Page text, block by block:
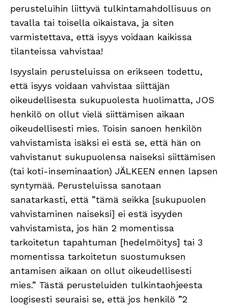
perusteluihin liittyvä tulkintamahdollisuus on
tavalla tai toisella oikaistava, ja siten
varmistettava, että isyys voidaan kaikissa
tilanteissa vahvistaa!
Isyyslain perusteluissa on erikseen todettu,
että isyys voidaan vahvistaa siittäjän
oikeudellisesta sukupuolesta huolimatta, JOS
henkilö on ollut vielä siittämisen aikaan
oikeudellisesti mies. Toisin sanoen henkilön
vahvistamista isäksi ei estä se, että hän on
vahvistanut sukupuolensa naiseksi siittämisen
(tai koti-inseminaation) JÄLKEEN ennen lapsen
syntymää. Perusteluissa sanotaan
sanatarkasti, että ”tämä seikka [sukupuolen
vahvistaminen naiseksi] ei estä isyyden
vahvistamista, jos hän 2 momentissa
tarkoitetun tapahtuman [hedelmöitys] tai 3
momentissa tarkoitetun suostumuksen
antamisen aikaan on ollut oikeudellisesti
mies.” Tästä perusteluiden tulkintaohjeesta
loogisesti seuraisi se, että jos henkilö ”2